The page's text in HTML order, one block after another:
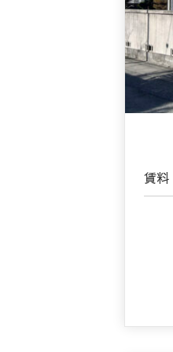
賃料